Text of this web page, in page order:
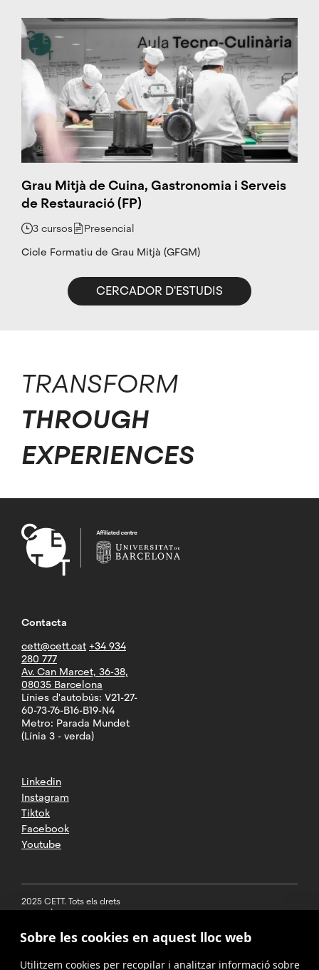
Grau Mitjà de Cuina, Gastronomia i Serveis
de Restauració (FP)
3 cursos
Presencial
Cicle Formatiu de Grau Mitjà (GFGM)
CERCADOR D'ESTUDIS
TRANSFORM
THROUGH
EXPERIENCES
Contacta
cett@cett.cat +34 934
280 777
Av. Can Marcet, 36-38,
08035 Barcelona
Línies d'autobús: V21-27-
60-73-76-B16-B19-N4
Metro: Parada Mundet
(Línia 3 - verda)
Linkedin
Instagram
Tiktok
Facebook
Youtube
2025 CETT. Tots els drets
reservats
Avís legal
Política de
Sobre les cookies en aquest lloc web
Utilitzem cookies per recopilar i analitzar informació sobre